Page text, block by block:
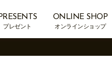
プレゼント
ONLINE SHOP
オンラインショップ